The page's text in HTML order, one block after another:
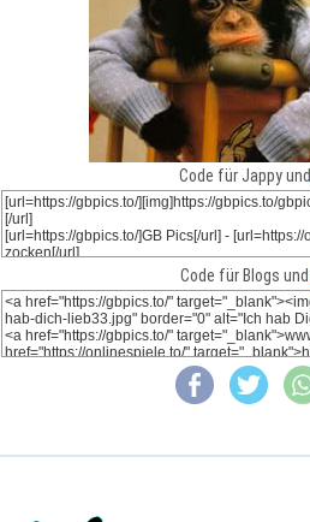
Code für Jappy und
Code für Blogs und